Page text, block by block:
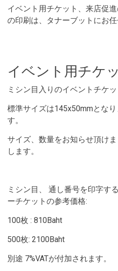
イベント用チケット、来店促
の印刷は、タナーブットにお任
イベント用チケ
ミシン目入りのイベントチケ
標準サイズは145x50mmとな
す。
サイズ、数量をお知らせ頂け
します。
ミシン目、 通し番号を印字す
ーチケットの参考価格:
100枚 : 810Baht
500枚: 2100Baht
別途 7%VATが付加されます。